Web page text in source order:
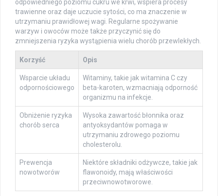
odpowiedniego poziomu cukru we krwi, wspiera procesy
trawienne oraz daje uczucie sytości, co ma znaczenie w
utrzymaniu prawidłowej wagi. Regularne spożywanie
warzyw i owoców może także przyczynić się do
zmniejszenia ryzyka wystąpienia wielu chorób przewlekłych.
Korzyść Opis
Wsparcie układu
odpornościowego
Witaminy, takie jak witamina C czy
beta-karoten, wzmacniają odporność
organizmu na infekcje.
Obniżenie ryzyka
chorób serca
Wysoka zawartość błonnika oraz
antyoksydantów pomaga w
utrzymaniu zdrowego poziomu
cholesterolu.
Prewencja
nowotworów
Niektóre składniki odżywcze, takie jak
flawonoidy, mają właściwości
przeciwnowotworowe.